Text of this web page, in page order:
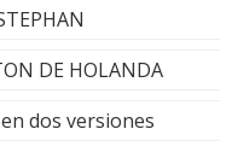
DE HOLANDA
dos versiones